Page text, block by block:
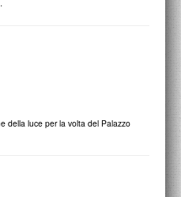
della luce per la volta del Palazzo